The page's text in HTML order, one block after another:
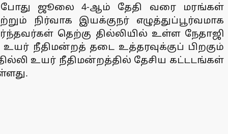
போது ஜூலை 4-ஆம் தேதி வரை மரங்கள்
நிர்வாக இயக்குநர் எழுத்துப்பூர்வமாக
தெற்கு தில்லியில் உள்ள நேதாஜி
நீதிமன்றத் தடை உத்தரவுக்குப் பிறகும்
உயர் நீதிமன்றத்தில் தேசிய கட்டடங்கள்